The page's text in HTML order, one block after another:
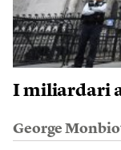
I miliardari
George